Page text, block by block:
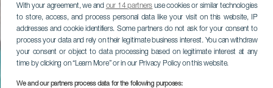
With your agreement, we and our 14 partners use cookies or similar technologies
to store, access, and process personal data like your visit on this website, IP
addresses and cookie identifiers. Some partners do not ask for your consent to
process your data and rely on their legitimate business interest. You can withdraw
your consent or object to data processing based on legitimate interest at any
time by clicking on “Learn More” or in our Privacy Policy on this website.
We and our partners process data for the following purposes: